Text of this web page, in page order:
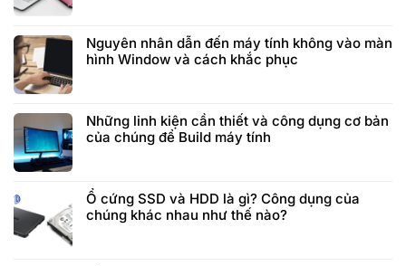
Nguyên nhân dẫn đến máy tính không vào màn
hình Window và cách khắc phục
Những linh kiện cần thiết và công dụng cơ bản
của chúng để Build máy tính
Ổ cứng SSD và HDD là gì? Công dụng của
chúng khác nhau như thế nào?